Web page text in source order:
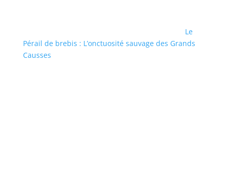
Le
Pérail de brebis : L’onctuosité sauvage des Grands
Causses